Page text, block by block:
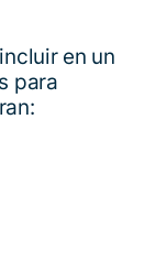
en un
para